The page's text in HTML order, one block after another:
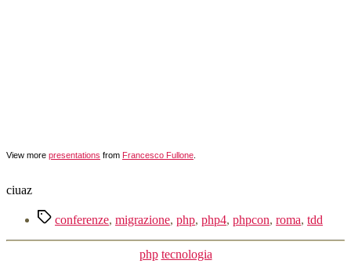
View more presentations from Francesco Fullone
ciuaz
Tag conferenze, migrazione, php, php4, phpcon, roma, tdd
Categorie
php tecnologia